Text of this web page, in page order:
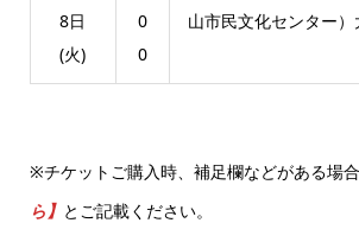
8日
(火)
0
0
山市民文化センター
※チケットご購入時、補足欄などがある場
ら】 とご記載ください。